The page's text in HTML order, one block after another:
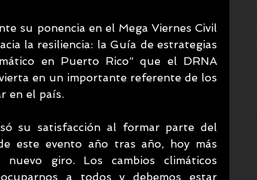
su ponencia en el Mega Viernes Civil
la resiliencia: la Guía de estrategias
en Puerto Rico” que el DRNA
en un importante referente de los
en el país.
su satisfacción al formar parte del
este evento año tras año, hoy más
giro. Los cambios climáticos
a todos y debemos estar